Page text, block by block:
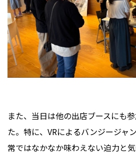
また、当日は他の出店ブースにも
た。特に、VRによるバンジージャ
常ではなかなか味わえない迫力と